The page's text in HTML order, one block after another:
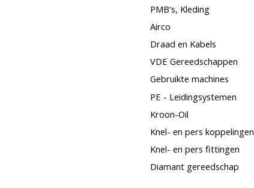
PMB's, Kleding
Airco
Draad en Kabels
VDE Gereedschappen
Gebruikte machines
PE - Leidingsystemen
Kroon-Oil
Knel- en pers koppelingen
Knel- en pers fittingen
Diamant gereedschap